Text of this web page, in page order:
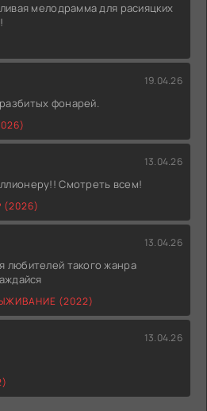
мелодрамма для расияцких
19.04.26
фонарей.
13.04.26
Смотреть всем!
13.04.26
любителей такого жанра
(2022)
13.04.26